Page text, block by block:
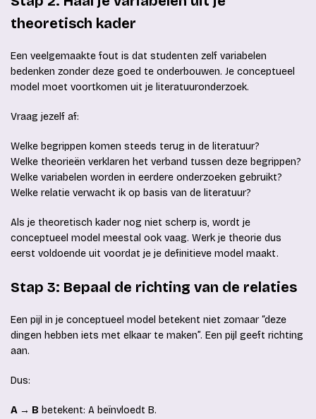
theoretisch kader
Een veelgemaakte fout is dat studenten zelf variabelen
bedenken zonder deze goed te onderbouwen. Je conceptueel
model moet voortkomen uit je literatuuronderzoek.
Vraag jezelf af:
Welke begrippen komen steeds terug in de literatuur?
Welke theorieën verklaren het verband tussen deze begrippen?
Welke variabelen worden in eerdere onderzoeken gebruikt?
Welke relatie verwacht ik op basis van de literatuur?
Als je theoretisch kader nog niet scherp is, wordt je
conceptueel model meestal ook vaag. Werk je theorie dus
eerst voldoende uit voordat je je definitieve model maakt.
Stap 3: Bepaal de richting van de relaties
Een pijl in je conceptueel model betekent niet zomaar “deze
dingen hebben iets met elkaar te maken”. Een pijl geeft richting
aan.
Dus:
A → B betekent: A beïnvloedt B.